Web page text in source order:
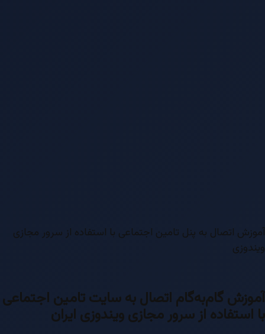
آموزش اتصال به پنل تامین اجتماعی با استفاده از سرور مجازی
ویندوزی
آموزش گام‌به‌گام اتصال به سایت تامین اجتماعی
با استفاده از سرور مجازی ویندوزی ایران